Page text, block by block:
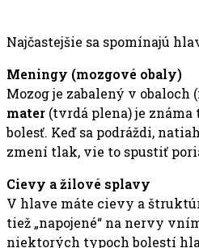
Najčastejšie sa spomínajú
Meningy (mozgové obaly)
Mozog je zabalený v obaloch
mater (tvrdá plena) je
bolesť. Keď sa podráždi,
zmení tlak, vie to spustiť
Cievy a žilové splavy
V hlave máte cievy a
tiež „napojené“ na nervy
niektorých typoch bolestí